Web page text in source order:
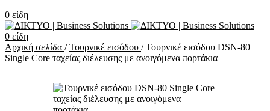
0 είδη
0 είδη
Αρχική σελίδα / Τουρνικέ εισόδου / Τουρνικέ εισόδου DSN-80
Single Core ταχείας διέλευσης με ανοιγόμενα πορτάκια